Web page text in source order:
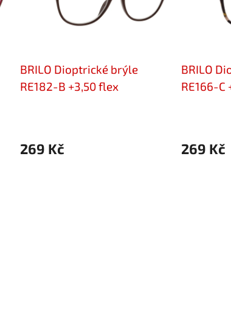
BRILO Dioptrické brýle
RE182-B +3,50 flex
269 Kč
BRILO
RE166-C
269 Kč